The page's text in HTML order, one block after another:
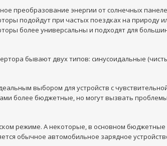
преобразование энергии от солнечных
подойдут при частых поездках на природу
более универсальны и подходят для
бывают двух типов: синусоидальные
выбором для устройств с
более бюджетные, но могут вызвать
режиме. А некоторые, в основном бюджетные
обычное автомобильное зарядное